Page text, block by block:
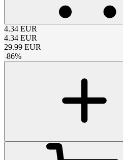
4.34 EUR
4.34 EUR
29.99 EUR
-86%